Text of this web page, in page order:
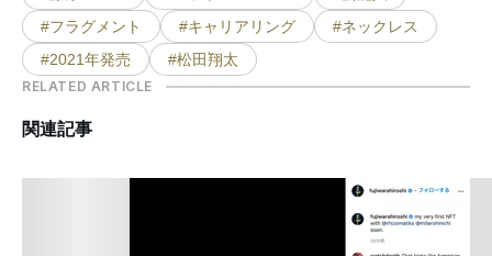
#フラグメント
#キャリアリング
#ネックレス
#2021年発売
#松田翔太
RELATED ARTICLE
関連記事